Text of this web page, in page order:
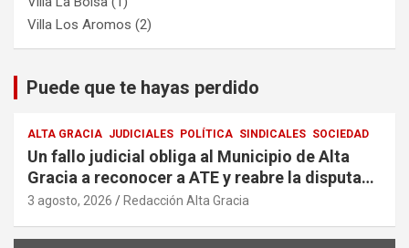
Villa Los Aromos (2)
Puede que te hayas perdido
ALTA GRACIA JUDICIALES POLÍTICA SINDICALES SOCIEDAD
Un fallo judicial obliga al Municipio de Alta
Gracia a reconocer a ATE y reabre la disputa
por la representación sindical
3 agosto, 2026 Redacción Alta Gracia